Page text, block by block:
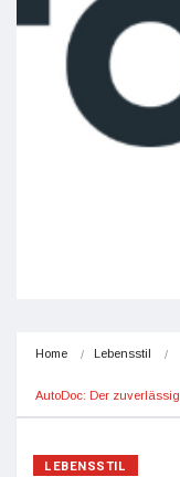
Home Lebensstil
AutoDoc: Der
LEBENSSTIL